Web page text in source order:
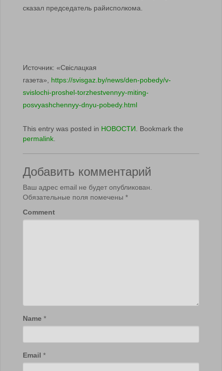
сказал председатель райисполкома.
Источник: «Свiслацкая
газета», https://svisgaz.by/news/den-pobedy/v-
svislochi-proshel-torzhestvennyy-miting-
posvyashchennyy-dnyu-pobedy.html
This entry was posted in НОВОСТИ . Bookmark the
permalink
Добавить комментарий
Ваш адрес email не будет опубликован.
Обязательные поля помечены *
Comment
Name *
Email *